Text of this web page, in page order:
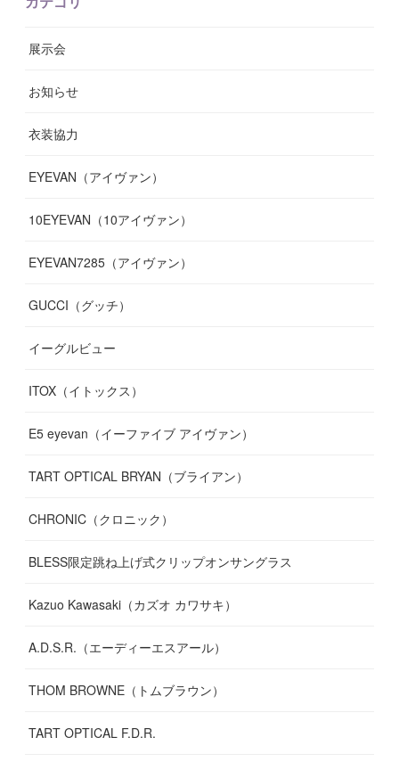
9
(14
(8
(9
(14
(19
(12)
(10)
(12
(10
(17)
(11)
(10)
(9
(7
(7
(10)
(11)
12)
(3
( 7
(13)
(11)
(13)
7)
(12)
(
( 5
(8)
(12)
11)
(13)
(13)
(10 )
(10)
13)
(16)
(14)
(17)
カテゴリ
展示会
お知らせ
衣装協力
EYEVAN（アイヴァン）
10EYEVAN（10アイヴァン）
EYEVAN7285（アイヴァン）
GUCCI（グッチ）
イーグルビュー
ITOX（イトックス）
E5 eyevan（イーファイブ アイヴァン）
TART OPTICAL BRYAN（ブライアン）
CHRONIC（クロニック）
BLESS限定跳ね上げ式クリップオンサングラス
Kazuo Kawasaki（カズオ カワサキ）
A.D.S.R.（エーディーエスアール）
THOM BROWNE（トムブラウン）
TART OPTICAL F.D.R.